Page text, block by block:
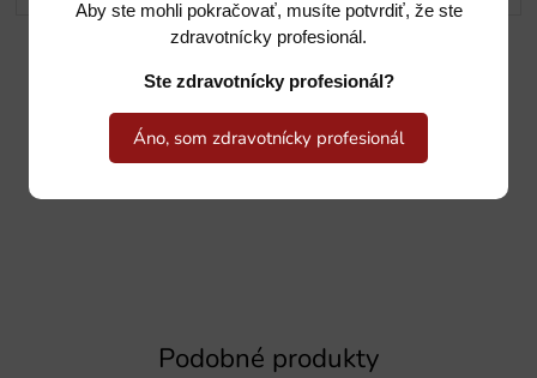
Aby ste mohli pokračovať, musíte potvrdiť, že ste
zdravotnícky profesionál.
Ste zdravotnícky profesionál?
Áno, som zdravotnícky profesionál
Podobné produkty